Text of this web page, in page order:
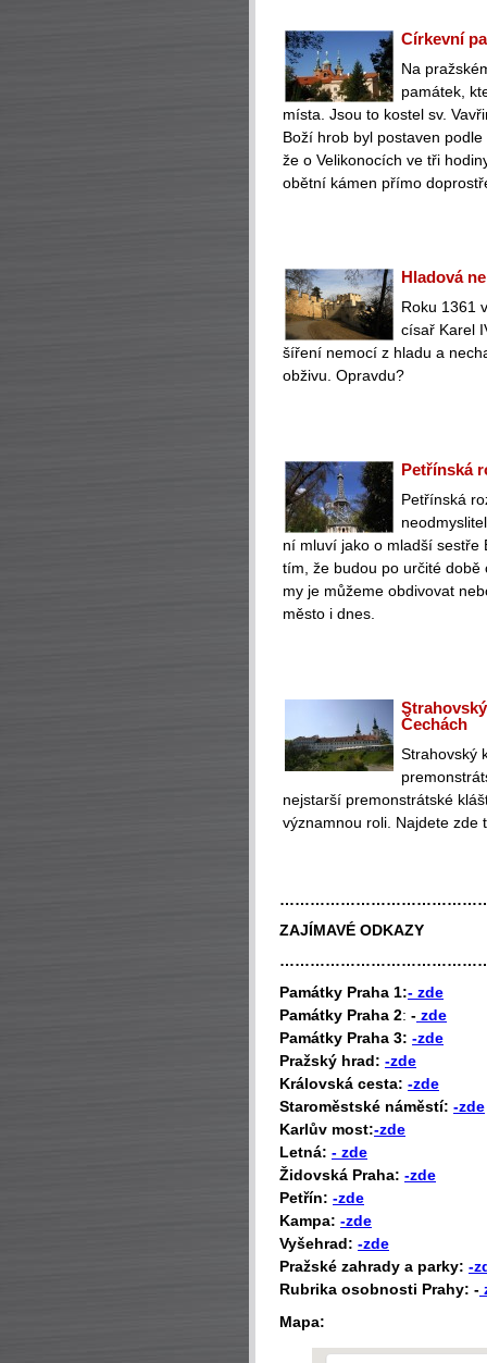
Církevní
Na
památek,
místa. Jsou to kostel sv.
Boží hrob byl postaven
že o Velikonocích ve tři
obětní kámen přímo
Hladová
Roku 1361
císař Karel
šíření nemocí z hladu a
obživu. Opravdu?
Petřínská
Petřínská
ní mluví jako o mladší sestře
tím, že budou po určité době
my je můžeme obdivovat
město i dnes.
Čechách
Strahovský
nejstarší premonstrátské
významnou roli. Najdete zde
ZAJÍMAVÉ ODKAZY
Památky Praha 1:- zde
Památky Praha 2: - zde
Památky Praha 3: -zde
Pražský hrad: -zde
Královská cesta: -zde
Staroměstské náměstí: -zde
Karlův most:-zde
Letná: - zde
Židovská Praha: -zde
Petřín: -zde
Kampa: -zde
Vyšehrad: -zde
Pražské zahrady a parky: -
Rubrika osobnosti Prahy: -
Mapa: